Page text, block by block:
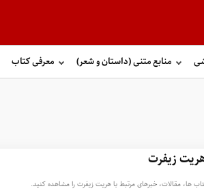
منابع متنی (داستان و شعر) معرفی کتاب
زیفرت
ها، مقالات، خبرهای مرتبط با هریت زیفرت را مشاهده کنید.